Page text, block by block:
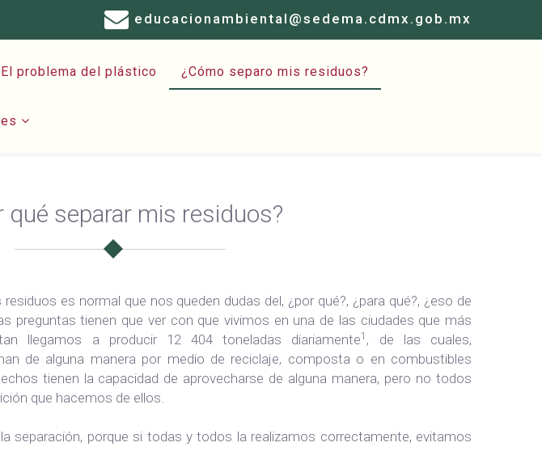
educacionambiental@sedema.cdmx.gob.mx
El problema del plástico ¿Cómo separo mis residuos?
qué separar mis residuos?
es normal que nos queden dudas del, ¿por qué?, ¿para qué?, ¿eso de
preguntas tienen que ver con que vivimos en una de las ciudades que más
llegamos a producir 12 404 toneladas diariamente1 , de las cuales,
de alguna manera por medio de reciclaje, composta o en combustibles
tienen la capacidad de aprovecharse de alguna manera, pero no todos
que hacemos de ellos.
separación, porque si todas y todos la realizamos correctamente, evitamos